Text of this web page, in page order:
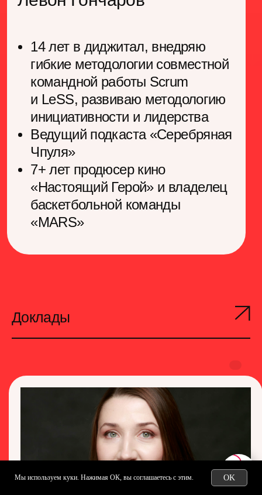
Директор по персоналу в
«Комплицерте Тех», наставник
в Центральном университете Т-
Банка
Помогает проводить
организационные изменения и
выстраивать устойчивые
процессы
Куратор
Алекс Шляхова
Мы используем куки. Нажимая ОК, вы соглашаетесь с этим. OK